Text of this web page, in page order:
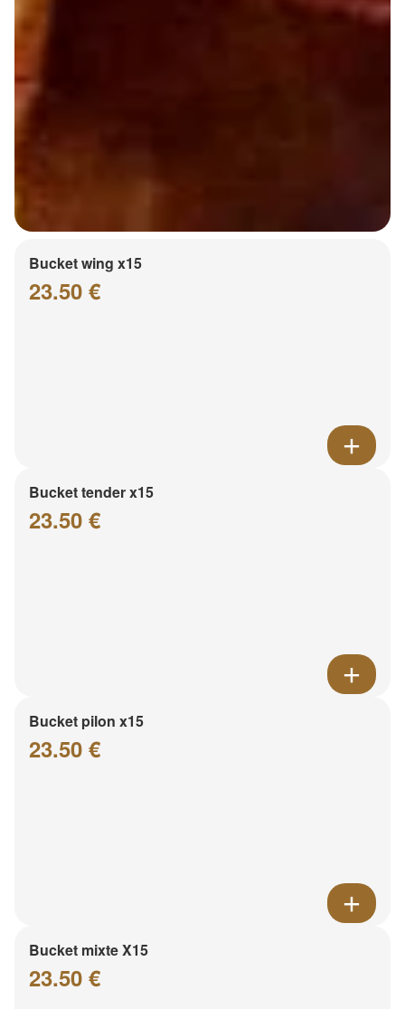
Bucket wing x15
23.50 €
Bucket tender x15
23.50 €
Bucket pilon x15
23.50 €
Bucket mixte X15
23.50 €